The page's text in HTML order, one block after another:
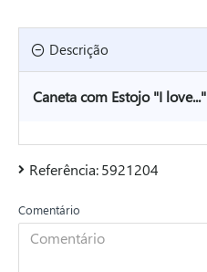
Descrição
Caneta com Estojo "I love..."
Referência:5921204
Comentário